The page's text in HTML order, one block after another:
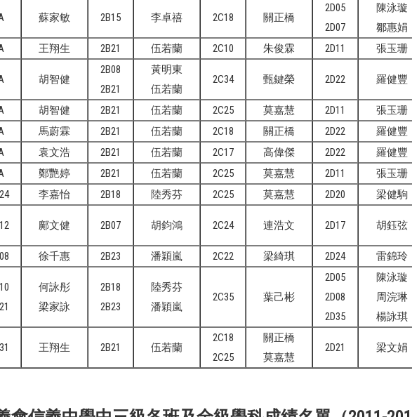
蘇家敏 2B15 李卓禧 2C18 關正橋
2D05
2D07
陳泳璇
鄒惠娟
王翔生 2B21 伍若蘭 2C10 朱俊霖 2D11 張玉珊
胡智健
2B08
2B21
黃明東
伍若蘭
2C34 甄鍵榮 2D22 羅健豐
胡智健 2B21 伍若蘭 2C25 莫嘉慧 2D11 張玉珊
馬蔚霖 2B21 伍若蘭 2C18 關正橋 2D22 羅健豐
袁文浩 2B21 伍若蘭 2C17 高偉傑 2D22 羅健豐
鄭艷婷 2B21 伍若蘭 2C25 莫嘉慧 2D11 張玉珊
李嘉怡 2B18 陸秀芬 2C25 莫嘉慧 2D20 梁健駒
鄺文健 2B07 胡鈞鴻 2C24 連浩文 2D17 胡鈺弦
徐千惠 2B23 潘穎嵐 2C22 梁綺琪 2D24 雷錦玲
何詠彤
梁家詠
2B18
2B23
陸秀芬
潘穎嵐
2C35 葉己彬
2D05
2D08
2D35
陳泳璇
周浣琳
楊詠琪
王翔生 2B21 伍若蘭
2C18
2C25
關正橋
莫嘉慧
2D21 梁文娟